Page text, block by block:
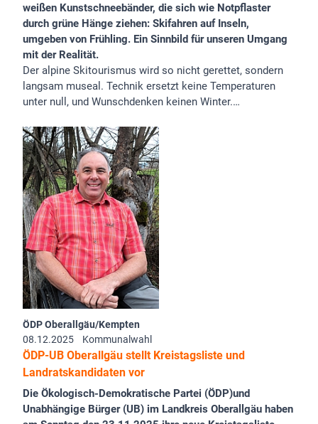
weißen Kunstschneebänder, die sich wie Notpflaster
durch grüne Hänge ziehen: Skifahren auf Inseln,
umgeben von Frühling. Ein Sinnbild für unseren Umgang
mit der Realität.
Der alpine Skitourismus wird so nicht gerettet, sondern
langsam museal. Technik ersetzt keine Temperaturen
unter null, und Wunschdenken keinen Winter.…
ÖDP Oberallgäu/Kempten
08.12.2025
Kommunalwahl
ÖDP-UB Oberallgäu stellt Kreistagsliste und
Landratskandidaten vor
Die Ökologisch-Demokratische Partei (ÖDP)und
Unabhängige Bürger (UB) im Landkreis Oberallgäu haben